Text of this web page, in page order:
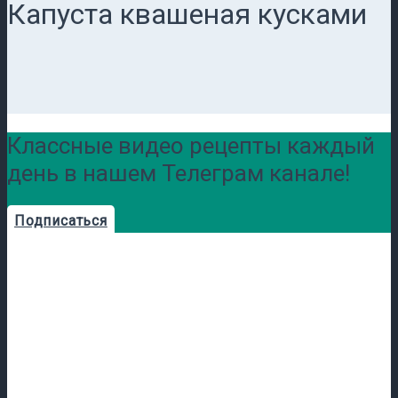
Капуста квашеная кусками
Классные видео рецепты каждый
день в нашем Телеграм канале!
Подписаться